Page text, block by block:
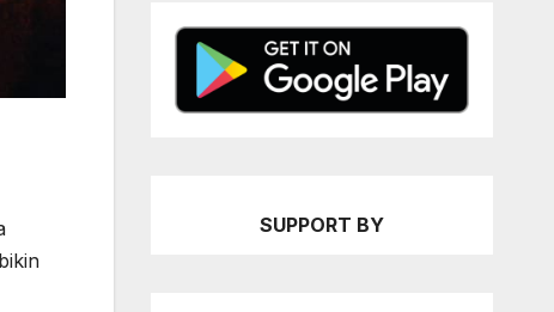
SUPPORT BY